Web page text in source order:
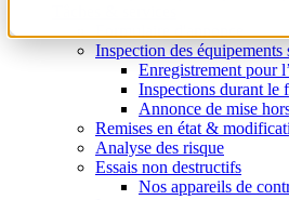
Inspection des équipements
Enregistrement pour
Inspections durant le
Annonce de mise
Remises en état &
Analyse des risque
Essais non destructifs
Nos appareils de